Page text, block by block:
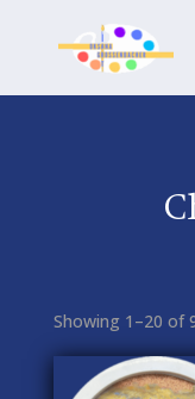
Showing 1–20 of